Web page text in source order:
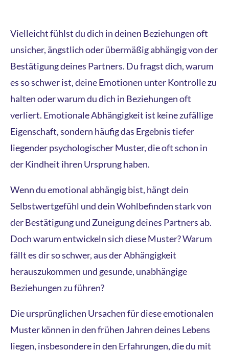
Vielleicht fühlst du dich in deinen Beziehungen oft
unsicher, ängstlich oder übermäßig abhängig von der
Bestätigung deines Partners. Du fragst dich, warum
es so schwer ist, deine Emotionen unter Kontrolle zu
halten oder warum du dich in Beziehungen oft
verliert. Emotionale Abhängigkeit ist keine zufällige
Eigenschaft, sondern häufig das Ergebnis tiefer
liegender psychologischer Muster, die oft schon in
der Kindheit ihren Ursprung haben.
Wenn du emotional abhängig bist, hängt dein
Selbstwertgefühl und dein Wohlbefinden stark von
der Bestätigung und Zuneigung deines Partners ab.
Doch warum entwickeln sich diese Muster? Warum
fällt es dir so schwer, aus der Abhängigkeit
herauszukommen und gesunde, unabhängige
Beziehungen zu führen?
Die ursprünglichen Ursachen für diese emotionalen
Muster können in den frühen Jahren deines Lebens
liegen, insbesondere in den Erfahrungen, die du mit